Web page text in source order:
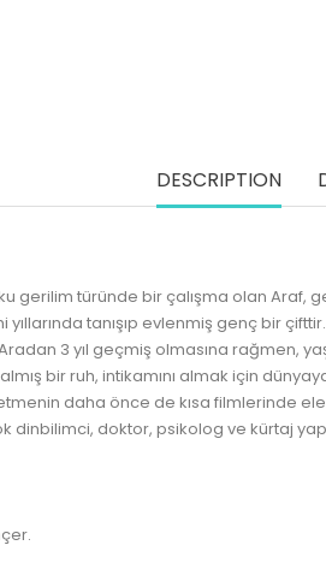
DESCRIPTION
türünde bir çalışma olan Araf,
tanışıp evlenmiş genç bir
3 yıl geçmiş olmasına rağmen,
bir ruh, intikamını almak için
daha önce de kısa filmlerinde
dinbilimci, doktor, psikolog ve kürtaj